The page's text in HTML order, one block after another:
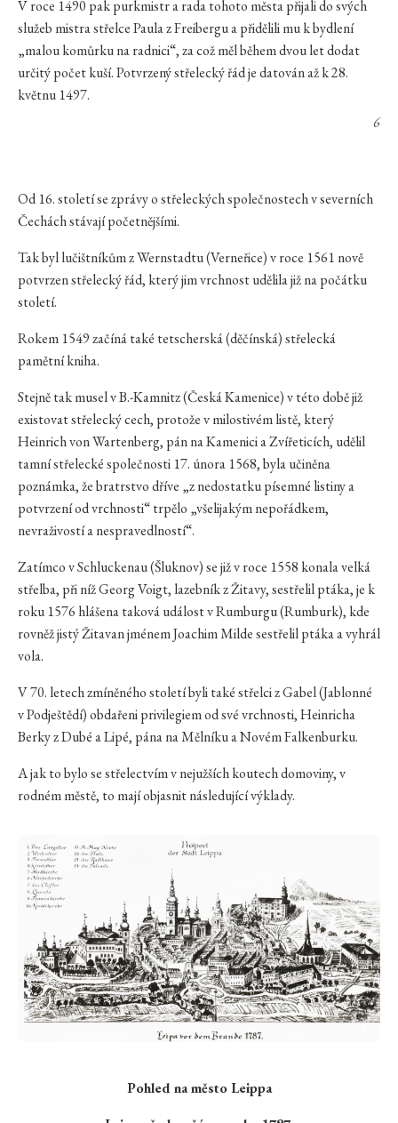
V roce 1490 pak purkmistr a rada tohoto města přijali do svých
služeb mistra střelce Paula z Freibergu a přidělili mu k bydlení
„malou komůrku na radnici“, za což měl během dvou let dodat
určitý počet kuší. Potvrzený střelecký řád je datován až k 28.
květnu 1497.
6
Od 16. století se zprávy o střeleckých společnostech v severních
Čechách stávají početnějšími.
Tak byl lučištníkům z Wernstadtu (Verneřice) v roce 1561 nově
potvrzen střelecký řád, který jim vrchnost udělila již na počátku
století.
Rokem 1549 začíná také tetscherská (děčínská) střelecká
pamětní kniha.
Stejně tak musel v B.-Kamnitz (Česká Kamenice) v této době již
existovat střelecký cech, protože v milostivém listě, který
Heinrich von Wartenberg, pán na Kamenici a Zvířeticích, udělil
tamní střelecké společnosti 17. února 1568, byla učiněna
poznámka, že bratrstvo dříve „z nedostatku písemné listiny a
potvrzení od vrchnosti“ trpělo „všelijakým nepořádkem,
nevraživostí a nespravedlností“.
Zatímco v Schluckenau (Šluknov) se již v roce 1558 konala velká
střelba, při níž Georg Voigt, lazebník z Žitavy, sestřelil ptáka, je k
roku 1576 hlášena taková událost v Rumburgu (Rumburk), kde
rovněž jistý Žitavan jménem Joachim Milde sestřelil ptáka a vyhrál
vola.
V 70. letech zmíněného století byli také střelci z Gabel (Jablonné
v Podještědí) obdařeni privilegiem od své vrchnosti, Heinricha
Berky z Dubé a Lipé, pána na Mělníku a Novém Falkenburku.
A jak to bylo se střelectvím v nejužších koutech domoviny, v
rodném městě, to mají objasnit následující výklady.
Pohled na město Leippa